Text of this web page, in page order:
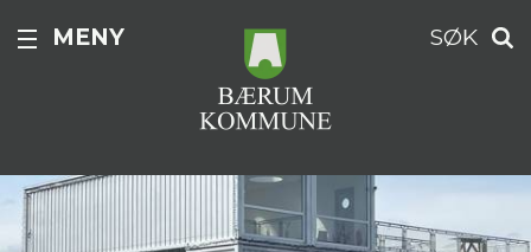
MENY SØK